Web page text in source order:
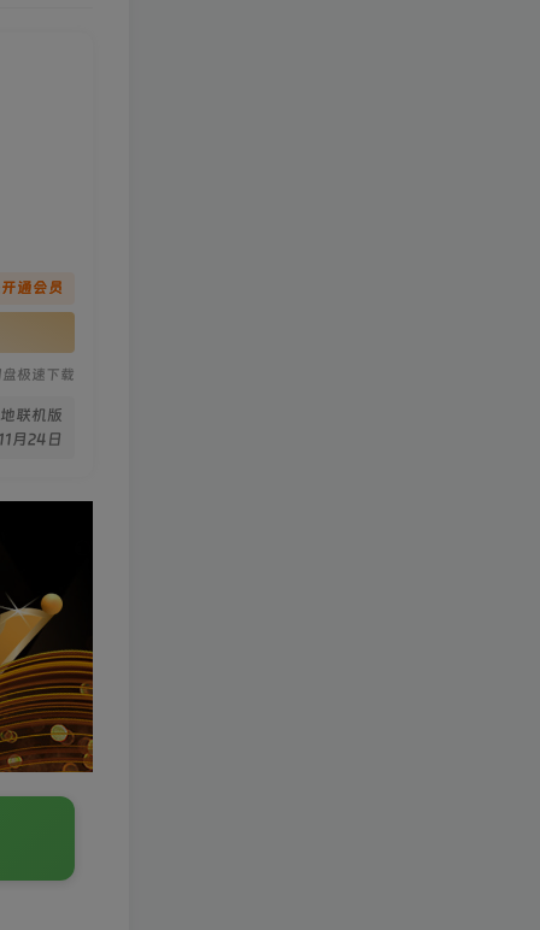
通会员
盘极速下载
联机版
月24日